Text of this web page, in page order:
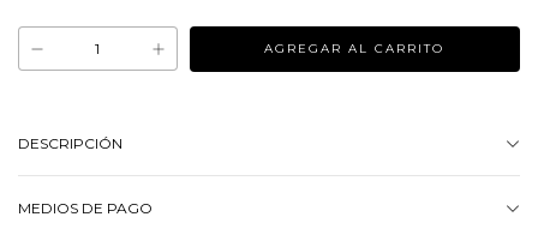
DESCRIPCIÓN
MEDIOS DE PAGO